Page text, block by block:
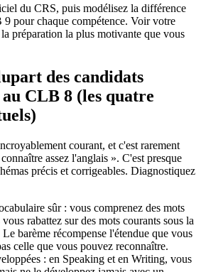
du CRS, puis modélisez la différence
pour chaque compétence. Voir votre
préparation la plus motivante que vous
des candidats
CLB 8 (les quatre
courant, et c'est rarement
assez l'anglais ». C'est presque
précis et corrigeables. Diagnostiquez
sûr : vous comprenez des mots
rabattez sur des mots courants sous la
barème récompense l'étendue que vous
celle que vous pouvez reconnaître.
: en Speaking et en Writing, vous